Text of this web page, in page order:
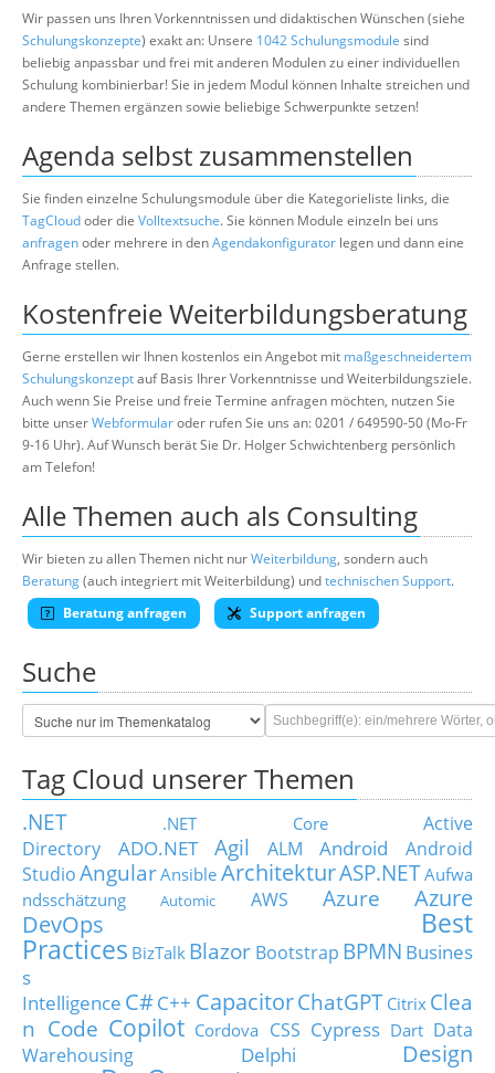
Wir passen uns Ihren Vorkenntnissen und didaktischen Wünschen (siehe
Schulungskonzepte) exakt an: Unsere 1042 Schulungsmodule sind
beliebig anpassbar und frei mit anderen Modulen zu einer individuellen
Schulung kombinierbar! Sie in jedem Modul können Inhalte streichen und
andere Themen ergänzen sowie beliebige Schwerpunkte setzen!
Agenda selbst zusammenstellen
Sie finden einzelne Schulungsmodule über die Kategorieliste links, die
TagCloudoder die Volltextsuche. Sie können Module einzeln bei uns
anfragenoder mehrere in denAgendakonfigurator legen und dann eine
Anfrage stellen.
Kostenfreie Weiterbildungsberatung
Gerne erstellen wir Ihnen kostenlos ein Angebot mit maßgeschneidertem
Schulungskonzeptauf Basis Ihrer Vorkenntnisse und Weiterbildungsziele.
Auch wenn Sie Preise und freie Termine anfragen möchten, nutzen Sie
bitte unserWebformularoder rufen Sie uns an: 0201 / 649590-50 (Mo-Fr
9-16 Uhr). Auf Wunsch berät Sie Dr. Holger Schwichtenberg persönlich
am Telefon!
Alle Themen auch als Consulting
Wir bieten zu allen Themen nicht nurWeiterbildung, sondern auch
Beratung(auch integriert mit Weiterbildung) undtechnischen Support.
Beratung anfragen
Support anfragen
Suche
Tag Cloud unserer Themen
.NET .NET Core
Active
Directory
ADO.NET Agil ALM Android
Android
StudioAngularAnsible ArchitekturASP.NETAufwa
ndsschätzung
Automic AWS Azure
Azure
DevOps
Best
Practices BizTalk Blazor Bootstrap BPMN Busines
s
Intelligence C#C++ CapacitorChatGPT Citrix Clea
n Code Copilot Cordova CSS Cypress Dart Data
Warehousing
Delphi
Design